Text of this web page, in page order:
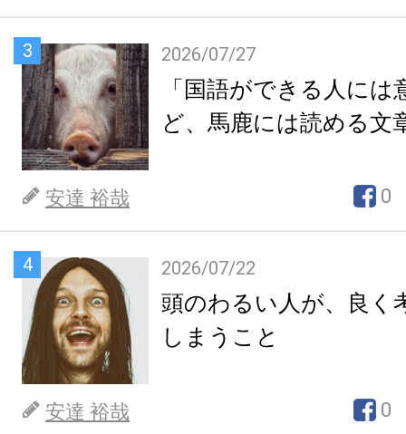
3 2026/07/27
「国語ができる人には
ど、馬鹿には読める文
安達 裕哉 0
4 2026/07/22
頭のわるい人が、良く
しまうこと
安達 裕哉 0